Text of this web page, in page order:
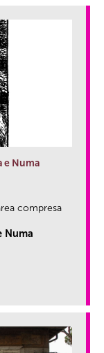
e Numa
compresa
Numa